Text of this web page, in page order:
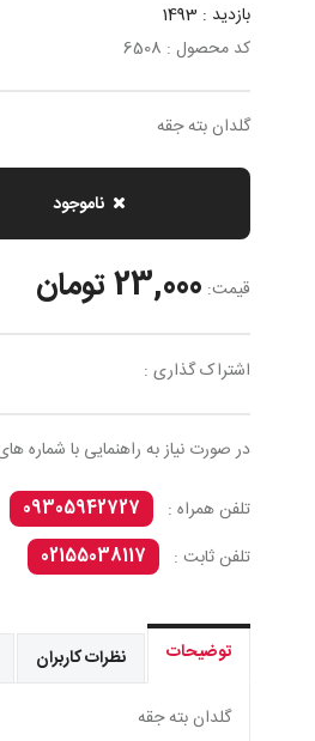
بازدید : 1493
کد محصول : 6508
گلدان بته جقه
ناموجود
قیمت: 23,000 تومان
اشتراک گذاری :
در صورت نیاز به راهنمایی با شماره
تلفن همراه :
09305942727
تلفن ثابت :
02155038117
توضیحات نظرات کاربران
گلدان بته جقه